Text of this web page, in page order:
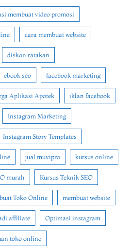
membuat video promosi
cara membuat website
diskon ratakan
ebook seo facebook marketing
Aplikasi Apotek iklan facebook
Instagram Marketing
Instagram Story Templates
jual muvipro kursus online
murah Kursus Teknik SEO
Toko Online membuat website
affiliate Optimasi instagram
toko online